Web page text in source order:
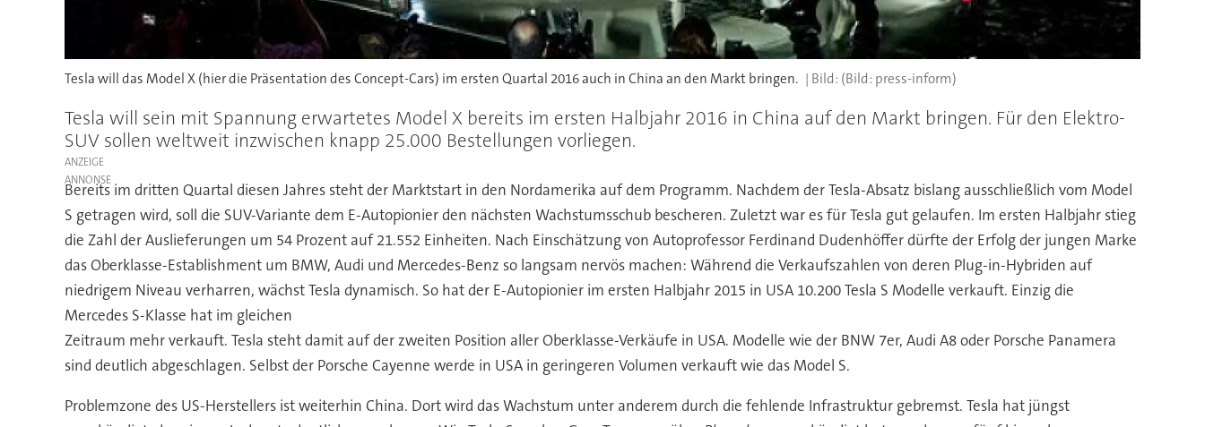
Tesla will das Model X (hier die Präsentation des Concept-Cars) im ersten Quartal 2016 auch in China an den Markt bringen. (Bild: press-inform)
Tesla will sein mit Spannung erwartetes Model X bereits im ersten Halbjahr 2016 in China auf den Markt bringen. Für den Elektro-
SUV sollen weltweit inzwischen knapp 25.000 Bestellungen vorliegen.
ANZEIGE
Bereits im dritten Quartal diesen Jahres steht der Marktstart in den Nordamerika auf dem Programm. Nachdem der Tesla-Absatz bislang ausschließlich vom Model
S getragen wird, soll die SUV-Variante dem E-Autopionier den nächsten Wachstumsschub bescheren. Zuletzt war es für Tesla gut gelaufen. Im ersten Halbjahr stieg
die Zahl der Auslieferungen um 54 Prozent auf 21.552 Einheiten. Nach Einschätzung von Autoprofessor Ferdinand Dudenhöffer dürfte der Erfolg der jungen Marke
das Oberklasse-Establishment um BMW, Audi und Mercedes-Benz so langsam nervös machen: Während die Verkaufszahlen von deren Plug-in-Hybriden auf
niedrigem Niveau verharren, wächst Tesla dynamisch. So hat der E-Autopionier im ersten Halbjahr 2015 in USA 10.200 Tesla S Modelle verkauft. Einzig die
Mercedes S-Klasse hat im gleichen
Zeitraum mehr verkauft. Tesla steht damit auf der zweiten Position aller Oberklasse-Verkäufe in USA. Modelle wie der BNW 7er, Audi A8 oder Porsche Panamera
sind deutlich abgeschlagen. Selbst der Porsche Cayenne werde in USA in geringeren Volumen verkauft wie das Model S.
Problemzone des US-Herstellers ist weiterhin China. Dort wird das Wachstum unter anderem durch die fehlende Infrastruktur gebremst. Tesla hat jüngst